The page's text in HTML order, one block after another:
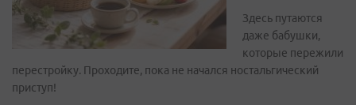
Здесь путаются
даже бабушки,
которые пережили
перестройку. Проходите, пока не начался ностальгический
приступ!